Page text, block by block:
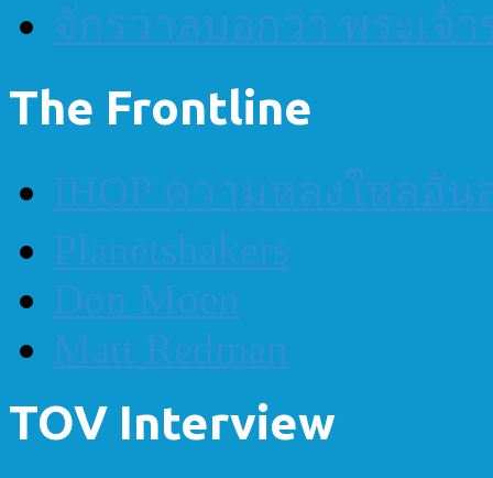
จักรวาลบอกว่า พระเจ้
The Frontline
IHOP ความหลงใหลอัน
Planetshakers
Don Moen
Matt Redman
TOV Interview